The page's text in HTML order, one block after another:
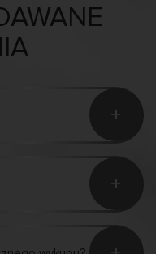
+
+